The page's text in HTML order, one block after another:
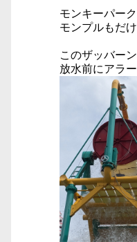
モンキーパー
モンプルもだ
このザッバー
放水前にアラ